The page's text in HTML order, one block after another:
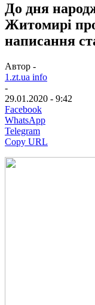
До дня
Житомирі
написання
Автор -
1.zt.ua info
-
29.01.2020 - 9:42
Facebook
WhatsApp
Telegram
Copy URL